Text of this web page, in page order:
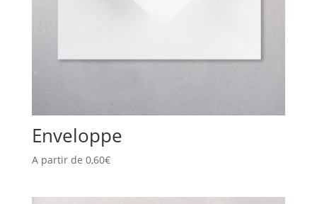
Enveloppe
A partir de 0,60€